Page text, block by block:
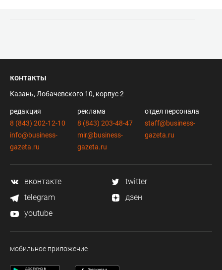
контакты
Казань, Лобачевского 10, корпус 2
редакция
8 (843) 202-12-10
info@business-
gazeta.ru
реклама
8 (843) 203-48-47
mir@business-
gazeta.ru
отдел персонала
staff@business-
gazeta.ru
вконтакте
twitter
telegram
дзен
youtube
мобильное приложение